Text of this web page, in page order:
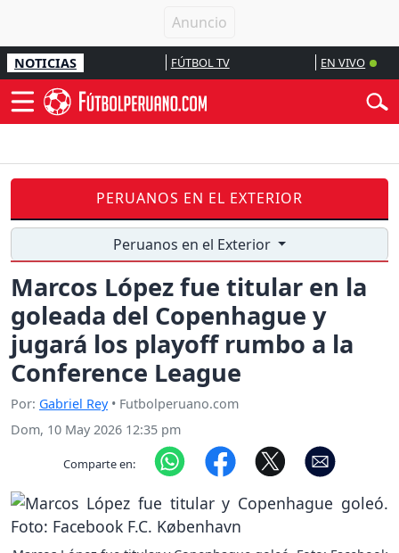
NOTICIAS FÚTBOL TV EN VIVO
PERUANOS EN EL EXTERIOR
Peruanos en el Exterior
Marcos López fue titular en la
goleada del Copenhague y
jugará los playoff rumbo a la
Conference League
Por: Gabriel Rey• Futbolperuano.com
Dom, 10 May 2026 12:35 pm
Comparte en: